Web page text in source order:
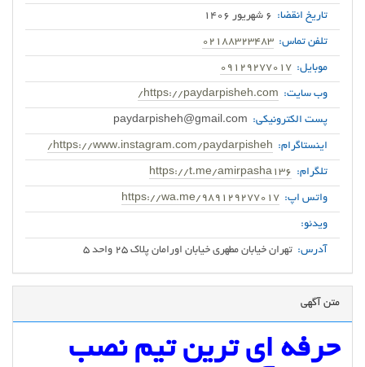
تاریخ انقضا: 6 شهریور 1406
تلفن تماس: 02188323483
موبایل: 09129277017
وب سایت: https://paydarpisheh.com/
پست الکترونیکی: paydarpisheh@gmail.com
اینستاگرام: https://www.instagram.com/paydarpisheh/
تلگرام: https://t.me/amirpasha136
واتس اپ: https://wa.me/989129277017
ویدئو:
آدرس: تهران خیابان مطهری خیابان اورامان پلاک 25 واحد 5
متن آگهی
حرفه ای ترین تیم نصب